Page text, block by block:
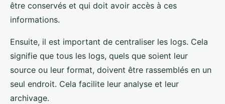
être conservés et qui doit avoir accès à ces
informations.
Ensuite, il est important de centraliser les logs. Cela
signifie que tous les logs, quels que soient leur
source ou leur format, doivent être rassemblés en un
seul endroit. Cela facilite leur analyse et leur
archivage.